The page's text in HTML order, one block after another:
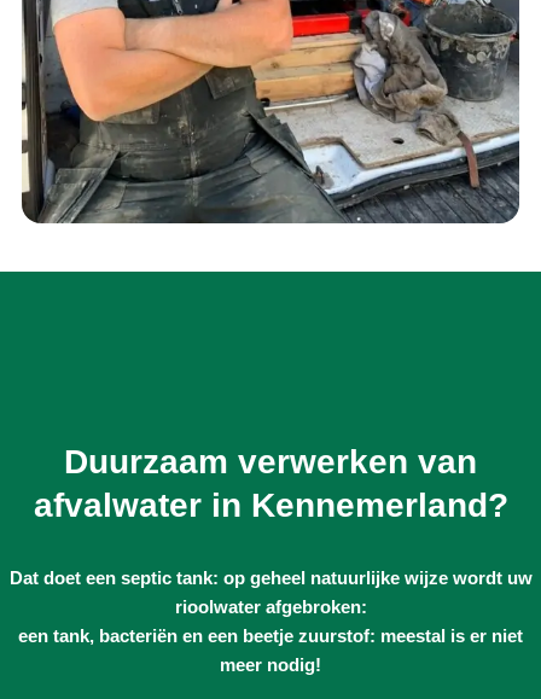
Duurzaam verwerken van
afvalwater in Kennemerland?
Dat doet een septic tank: op geheel natuurlijke wijze wordt uw
rioolwater afgebroken:
een tank, bacteriën en een beetje zuurstof: meestal is er niet
meer nodig!